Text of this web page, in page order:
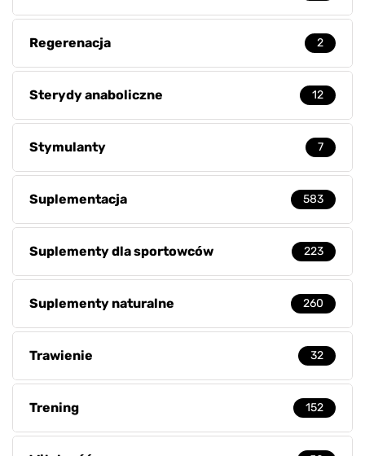
Regerenacja 2
Sterydy anaboliczne 12
Stymulanty 7
Suplementacja 583
Suplementy dla sportowców 223
Suplementy naturalne 260
Trawienie 32
Trening 152